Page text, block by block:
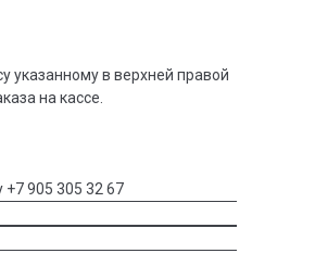
указанному в верхней правой
на кассе.
905 305 32 67